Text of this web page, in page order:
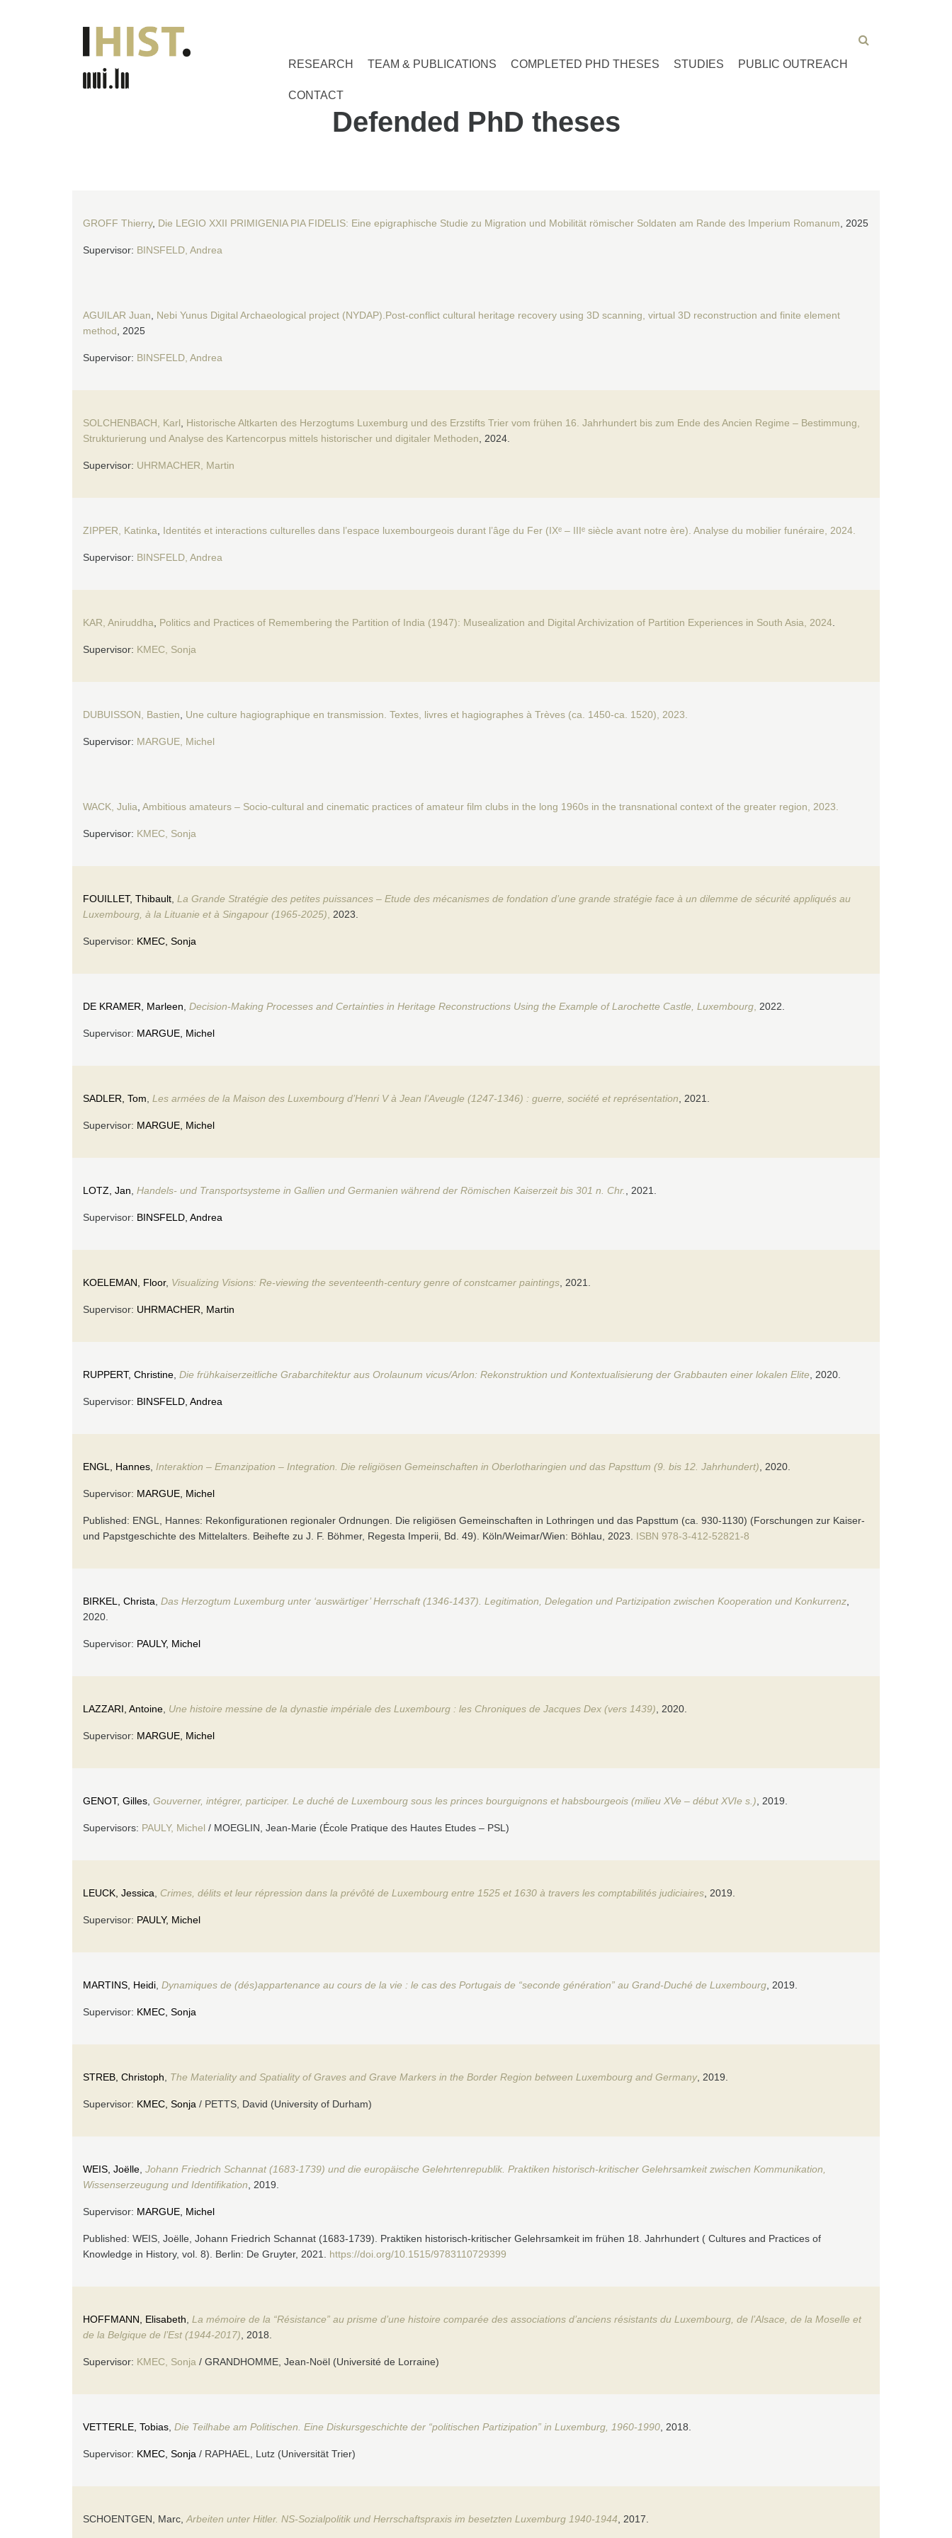
RESEARCH TEAM & PUBLICATIONS COMPLETED PHD THESES STUDIES PUBLIC OUTREACH
CONTACT
Defended PhD theses
GROFF Thierry, Die LEGIO XXII PRIMIGENIA PIA FIDELIS: Eine epigraphische Studie zu Migration und Mobilität römischer Soldaten am Rande des Imperium Romanum , 2025
Supervisor: BINSFELD, Andrea
AGUILAR Juan
Nebi Yunus Digital Archaeological project (NYDAP).Post-conflict cultural heritage recovery using 3D scanning, virtual 3D reconstruction and finite element
method , 2025
Supervisor: BINSFELD, Andrea
SOLCHENBACH, Karl
Historische Altkarten des Herzogtums Luxemburg und des Erzstifts Trier vom frühen 16. Jahrhundert bis zum Ende des Ancien Regime – Bestimmung,
Strukturierung und Analyse des Kartencorpus mittels historischer und digitaler Methoden , 2024.
Supervisor: UHRMACHER, Martin
ZIPPER, Katinka Identités et interactions culturelles dans l’espace luxembourgeois durant l’âge du Fer (IXᵉ – IIIᵉ siècle avant notre ère). Analyse du mobilier funéraire, 2024.
Supervisor: BINSFELD, Andrea
KAR, Aniruddha Politics and Practices of Remembering the Partition of India (1947): Musealization and Digital Archivization of Partition Experiences in South Asia, 2024
Supervisor: KMEC, Sonja
DUBUISSON, Bastien Une culture hagiographique en transmission. Textes, livres et hagiographes à Trèves (ca. 1450-ca. 1520), 2023.
Supervisor: MARGUE, Michel
WACK, Julia Ambitious amateurs – Socio-cultural and cinematic practices of amateur film clubs in the long 1960s in the transnational context of the greater region, 2023.
Supervisor: KMEC, Sonja
FOUILLET, Thibault La Grande Stratégie des petites puissances – Etude des mécanismes de fondation d’une grande stratégie face à un dilemme de sécurité appliqués au
Luxembourg, à la Lituanie et à Singapour (1965-2025)
2023.
Supervisor: KMEC, Sonja
DE KRAMER, Marleen Decision-Making Processes and Certainties in Heritage Reconstructions Using the Example of Larochette Castle, Luxembourg 2022.
Supervisor: MARGUE, Michel
SADLER, Tom Les armées de la Maison des Luxembourg d’Henri V à Jean l’Aveugle (1247-1346) : guerre, société et représentation , 2021.
Supervisor: MARGUE, Michel
LOTZ, Jan Handels- und Transportsysteme in Gallien und Germanien während der Römischen Kaiserzeit bis 301 n. Chr. , 2021.
Supervisor: BINSFELD, Andrea
KOELEMAN, Floor, Visualizing Visions: Re-viewing the seventeenth-century genre of constcamer paintings , 2021.
Supervisor: UHRMACHER, Martin
RUPPERT, Christine Die frühkaiserzeitliche Grabarchitektur aus Orolaunum vicus/Arlon: Rekonstruktion und Kontextualisierung der Grabbauten einer lokalen Elite , 2020.
Supervisor: BINSFELD, Andrea
ENGL, Hannes Interaktion – Emanzipation – Integration. Die religiösen Gemeinschaften in Oberlotharingien und das Papsttum (9. bis 12. Jahrhundert) , 2020.
Supervisor: MARGUE, Michel
Published: ENGL, Hannes: Rekonfigurationen regionaler Ordnungen. Die religiösen Gemeinschaften in Lothringen und das Papsttum (ca. 930-1130) (Forschungen zur Kaiser-
und Papstgeschichte des Mittelalters. Beihefte zu J. F. Böhmer, Regesta Imperii, Bd. 49). Köln/Weimar/Wien: Böhlau, 2023. ISBN 978-3-412-52821-8
BIRKEL, Christa Das Herzogtum Luxemburg unter ‘auswärtiger’ Herrschaft (1346-1437). Legitimation, Delegation und Partizipation zwischen Kooperation und Konkurrenz
2020.
Supervisor: PAULY, Michel
LAZZARI, Antoine Une histoire messine de la dynastie impériale des Luxembourg : les Chroniques de Jacques Dex (vers 1439) , 2020.
Supervisor: MARGUE, Michel
GENOT, Gilles Gouverner, intégrer, participer. Le duché de Luxembourg sous les princes bourguignons et habsbourgeois (milieu XVe – début XVIe s.) , 2019.
Supervisors: PAULY, Michel / MOEGLIN, Jean-Marie (École Pratique des Hautes Etudes – PSL)
LEUCK, Jessica Crimes, délits et leur répression dans la prévôté de Luxembourg entre 1525 et 1630 à travers les comptabilités judiciaires , 2019.
Supervisor: PAULY, Michel
MARTINS, Heidi Dynamiques de (dés)appartenance au cours de la vie : le cas des Portugais de “seconde génération” au Grand-Duché de Luxembourg , 2019.
Supervisor: KMEC, Sonja
STREB, Christoph The Materiality and Spatiality of Graves and Grave Markers in the Border Region between Luxembourg and Germany, 2019.
Supervisor: KMEC, Sonja / PETTS, David (University of Durham)
WEIS, Joëlle Johann Friedrich Schannat (1683-1739) und die europäische Gelehrtenrepublik. Praktiken historisch-kritischer Gelehrsamkeit zwischen Kommunikation,
Wissenserzeugung und Identifikation , 2019.
Supervisor: MARGUE, Michel
Published: WEIS, Joëlle, Johann Friedrich Schannat (1683-1739). Praktiken historisch-kritischer Gelehrsamkeit im frühen 18. Jahrhundert ( Cultures and Practices of
Knowledge in History, vol. 8). Berlin: De Gruyter, 2021. https://doi.org/10.1515/9783110729399
HOFFMANN, Elisabeth La mémoire de la “Résistance” au prisme d’une histoire comparée des associations d’anciens résistants du Luxembourg, de l’Alsace, de la Moselle et
de la Belgique de l’Est (1944-2017) , 2018.
Supervisor: KMEC, Sonja / GRANDHOMME, Jean-Noël (Université de Lorraine)
VETTERLE, Tobias Die Teilhabe am Politischen. Eine Diskursgeschichte der “politischen Partizipation” in Luxemburg, 1960-1990 , 2018.
Supervisor: KMEC, Sonja / RAPHAEL, Lutz (Universität Trier)
SCHOENTGEN, Marc, Arbeiten unter Hitler. NS-Sozialpolitik und Herrschaftspraxis im besetzten Luxemburg 1940-1944 , 2017.